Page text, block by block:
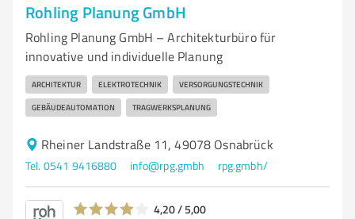
Rohling Planung GmbH
Rohling Planung GmbH – Architekturbüro für
innovative und individuelle Planung
ARCHITEKTUR ELEKTROTECHNIK VERSORGUNGSTECHNIK
GEBÄUDEAUTOMATION TRAGWERKSPLANUNG
Rheiner Landstraße 11, 49078 Osnabrück
Tel. 0541 9416880 info@rpg.gmbh rpg.gmbh/
4,20 / 5,00